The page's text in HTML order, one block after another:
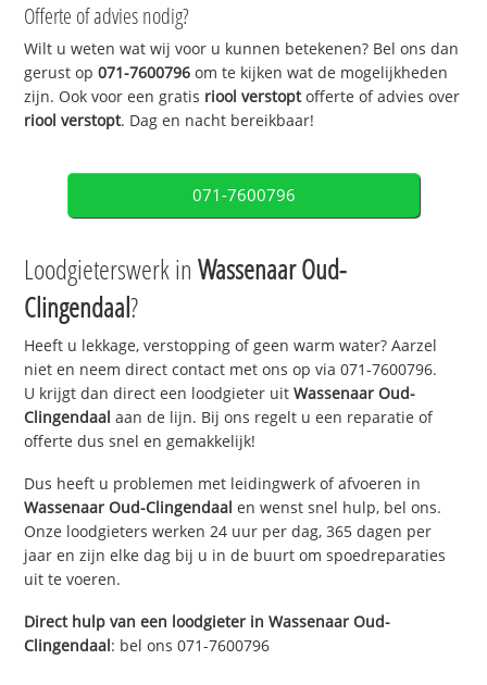
Offerte of advies nodig?
Wilt u weten wat wij voor u kunnen betekenen? Bel ons dan
gerust op071-7600796 om te kijken wat de mogelijkheden
zijn. Ook voor een gratis riool verstoptofferte of advies over
riool verstopt. Dag en nacht bereikbaar!
071-7600796
Loodgieterswerk inWassenaar Oud-
Clingendaal?
Heeft u lekkage, verstopping of geen warm water? Aarzel
niet en neem direct contact met ons op via 071-7600796.
U krijgt dan direct een loodgieter uitWassenaar Oud-
Clingendaal aan de lijn. Bij ons regelt u een reparatie of
offerte dus snel en gemakkelijk!
Dus heeft u problemen met leidingwerk of afvoeren in
Wassenaar Oud-Clingendaal en wenst snel hulp, bel ons.
Onze loodgieters werken 24 uur per dag, 365 dagen per
jaar en zijn elke dag bij u in de buurt om spoedreparaties
uit te voeren.
Direct hulp van een loodgieter inWassenaar Oud-
Clingendaal: bel ons 071-7600796